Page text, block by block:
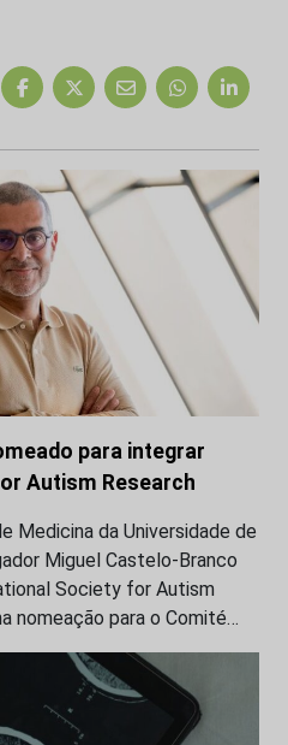
para integrar
Autism Research
Medicina da Universidade de
Miguel Castelo-Branco
Society for Autism
nomeação para o Comité…